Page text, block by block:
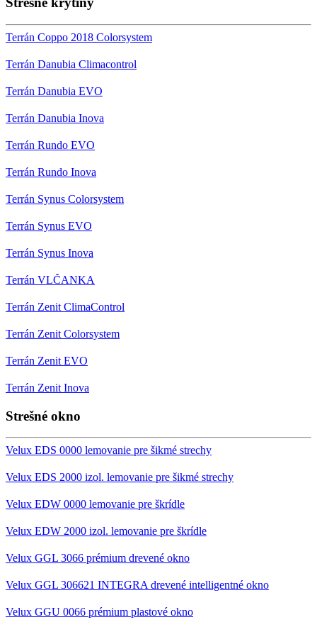
Terrán Coppo 2018 Colorsystem
Terrán Danubia Climacontrol
Terrán Danubia EVO
Terrán Danubia Inova
Terrán Rundo EVO
Terrán Rundo Inova
Terrán Synus Colorsystem
Terrán Synus EVO
Terrán Synus Inova
Terrán VLČANKA
Terrán Zenit ClimaControl
Terrán Zenit Colorsystem
Terrán Zenit EVO
Terrán Zenit Inova
Strešné okno
Velux EDS 0000 lemovanie pre šikmé strechy
Velux EDS 2000 izol. lemovanie pre šikmé strechy
Velux EDW 0000 lemovanie pre škrídle
Velux EDW 2000 izol. lemovanie pre škrídle
Velux GGL 3066 prémium drevené okno
Velux GGL 306621 INTEGRA drevené intelligentné okno
Velux GGU 0066 prémium plastové okno